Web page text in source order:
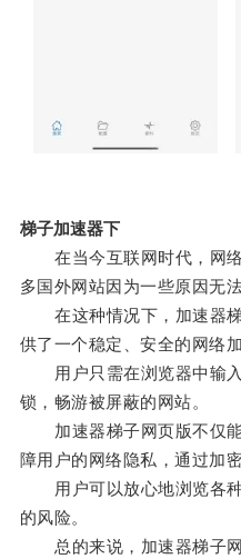
梯子加速器下
在当今互联网时代，网络
多国外网站因为一些原因无法
在这种情况下，加速器梯
供了一个稳定、安全的网络加
用户只需在浏览器中输入
锁，畅游被屏蔽的网站。
加速器梯子网页版不仅能
障用户的网络隐私，通过加
用户可以放心地浏览各种
的风险。
总的来说，加速器梯子网